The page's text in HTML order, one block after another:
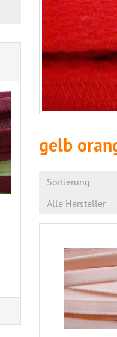
gelb
Sortierung
Alle Hersteller